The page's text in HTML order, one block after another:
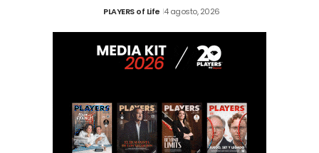
PLAYERS of Life 4 agosto, 2026